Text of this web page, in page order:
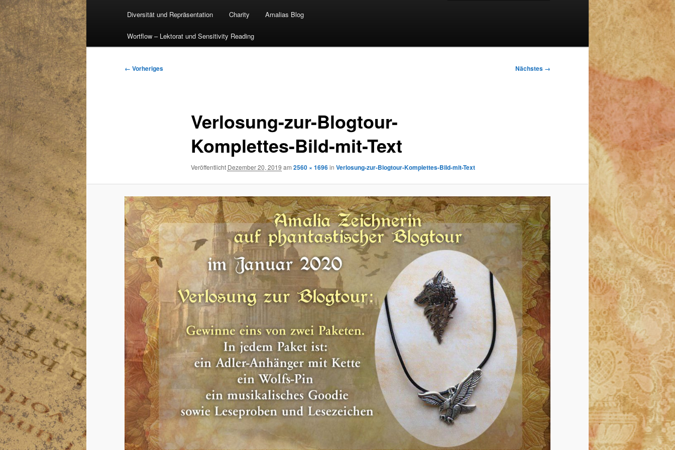
Diversität und Repräsentation Charity Amalias Blog
Wortflow – Lektorat und Sensitivity Reading
Bilder-
← Vorheriges Nächstes →
Verlosung-zur-Blogtour-
Komplettes-Bild-mit-Text
Veröffentlicht Dezember 20, 2019 am 2560 × 1696in Verlosung-zur-Blogtour-Komplettes-Bild-mit-Text